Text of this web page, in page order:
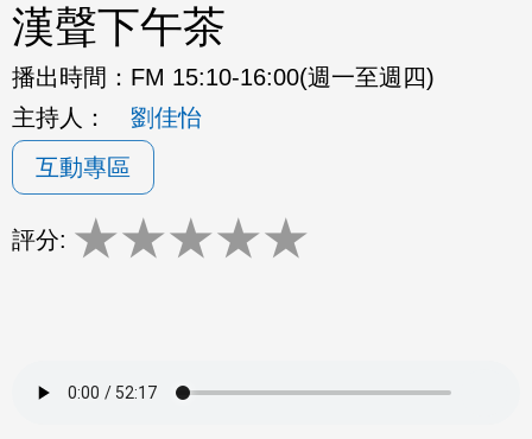
漢聲下午茶
播出時間： FM 15:10-16:00(週一至週四)
主持人：
劉佳怡
互動專區
評分: ★★★★★